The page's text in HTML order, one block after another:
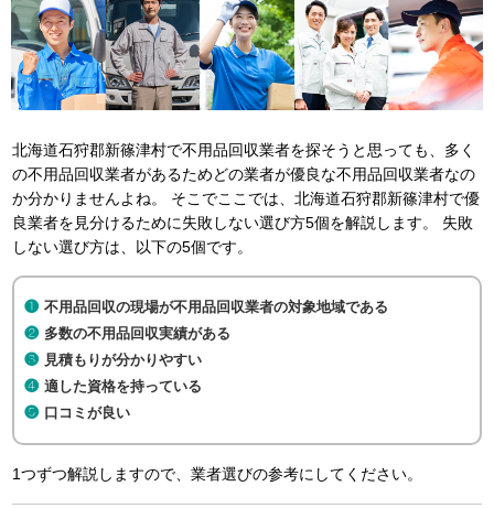
北海道石狩郡新篠津村で不用品回収業者を探そうと思っても、多く
の不用品回収業者があるためどの業者が優良な不用品回収業者なの
か分かりませんよね。 そこでここでは、北海道石狩郡新篠津村で優
良業者を見分けるために失敗しない選び方5個を解説します。 失敗
しない選び方は、以下の5個です。
不用品回収の現場が不用品回収業者の対象地域である
多数の不用品回収実績がある
見積もりが分かりやすい
適した資格を持っている
口コミが良い
1つずつ解説しますので、業者選びの参考にしてください。